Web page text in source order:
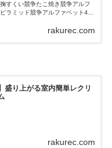
すくい競争たこ焼き競争アルフ
ラミッド競争アルファベット4段
rakurec.com
盛り上がる室内簡単レクリ
rakurec.com